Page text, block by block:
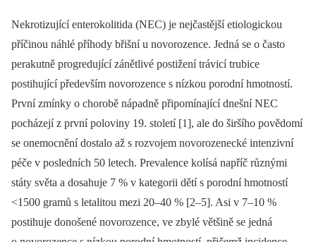
Nekrotizující enterokolitida (NEC) je nejčastější etiologickou
příčinou náhlé příhody břišní u novorozence. Jedná se o často
perakutně progredující zánětlivé postižení trávicí trubice
postihující především novorozence s nízkou porodní hmotností.
První zmínky o chorobě nápadně připomínající dnešní NEC
pocházejí z první poloviny 19. století [1], ale do širšího povědomí
se onemocnění dostalo až s rozvojem novorozenecké intenzivní
péče v posledních 50 letech. Prevalence kolísá napříč různými
státy světa a dosahuje 7 % v kategorii dětí s porodní hmotností
<1500 gramů s letalitou mezi 20–40 % [2–5]. Asi v 7–10 %
postihuje donošené novorozence, ve zbylé většině se jedná